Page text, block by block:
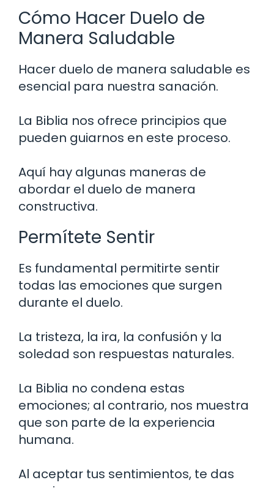
Cómo Hacer Duelo de
Manera Saludable
Hacer duelo de manera saludable es
esencial para nuestra sanación.
La Biblia nos ofrece principios que
pueden guiarnos en este proceso.
Aquí hay algunas maneras de
abordar el duelo de manera
constructiva.
Permítete Sentir
Es fundamental permitirte sentir
todas las emociones que surgen
durante el duelo.
La tristeza, la ira, la confusión y la
soledad son respuestas naturales.
La Biblia no condena estas
emociones; al contrario, nos muestra
que son parte de la experiencia
humana.
Al aceptar tus sentimientos, te das